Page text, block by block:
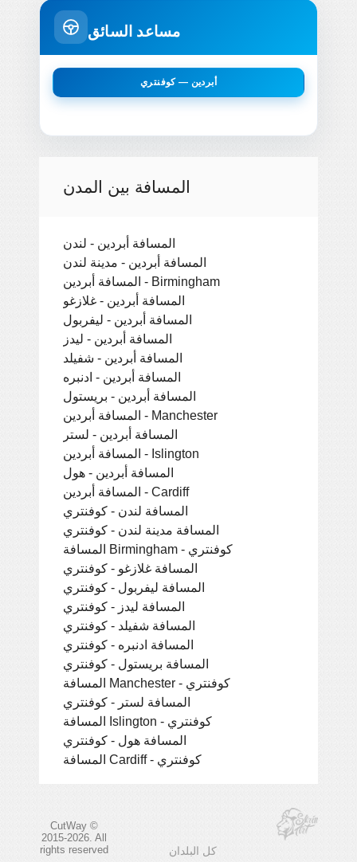
مساعد السائق
أبردين — كوفنتري
المسافة بين المدن
المسافة أبردين - لندن
المسافة أبردين - مدينة لندن
المسافة أبردين - Birmingham
المسافة أبردين - غلازغو
المسافة أبردين - ليفربول
المسافة أبردين - ليدز
المسافة أبردين - شفيلد
المسافة أبردين - ادنبره
المسافة أبردين - بريستول
المسافة أبردين - Manchester
المسافة أبردين - لستر
المسافة أبردين - Islington
المسافة أبردين - هول
المسافة أبردين - Cardiff
المسافة لندن - كوفنتري
المسافة مدينة لندن - كوفنتري
المسافة Birmingham - كوفنتري
المسافة غلازغو - كوفنتري
المسافة ليفربول - كوفنتري
المسافة ليدز - كوفنتري
المسافة شفيلد - كوفنتري
المسافة ادنبره - كوفنتري
المسافة بريستول - كوفنتري
المسافة Manchester - كوفنتري
المسافة لستر - كوفنتري
المسافة Islington - كوفنتري
المسافة هول - كوفنتري
المسافة Cardiff - كوفنتري
CutWay ©
2015-2026. All
rights reserved
كل البلدان